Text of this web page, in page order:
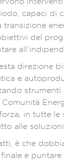
capaci di
del
direzione
e
strumenti
in tutte le
alle soluzioni.
è che
e